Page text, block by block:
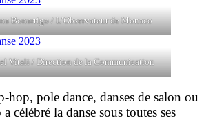
Bonarrigo / L’Observateur de Monaco
Vitali / Direction de la Communication
hop, pole dance, danses de salon ou
la danse sous toutes ses